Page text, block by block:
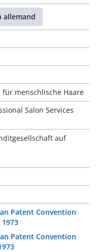
allemand
menschlische Haare
Salon Services
auf
Patent Convention
Patent Convention